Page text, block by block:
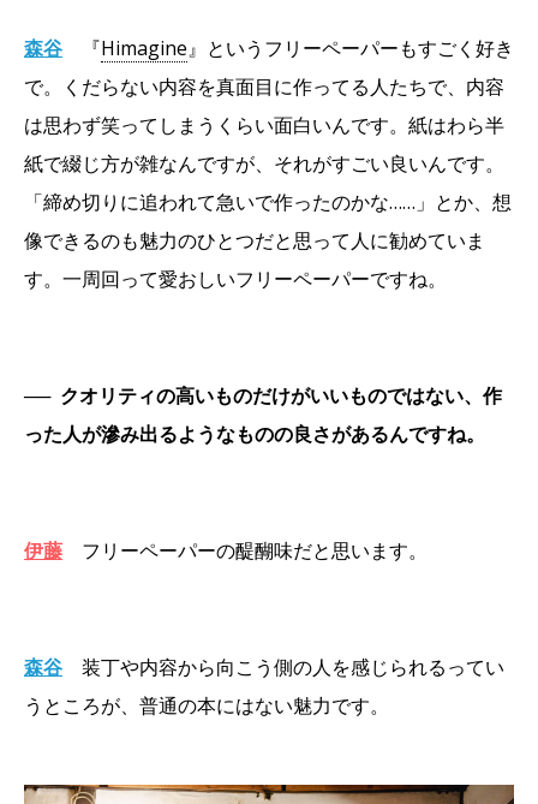
森谷 『Himagine』というフリーペーパーもすごく好き
で。くだらない内容を真面目に作ってる人たちで、内容
は思わず笑ってしまうくらい面白いんです。紙はわら半
紙で綴じ方が雑なんですが、それがすごい良いんです。
「締め切りに追われて急いで作ったのかな……」とか、想
像できるのも魅力のひとつだと思って人に勧めていま
す。一周回って愛おしいフリーペーパーですね。
── クオリティの高いものだけがいいものではない、作
った人が滲み出るようなものの良さがあるんですね。
伊藤 フリーペーパーの醍醐味だと思います。
森谷
装丁や内容から向こう側の人を感じられるってい
うところが、普通の本にはない魅力です。